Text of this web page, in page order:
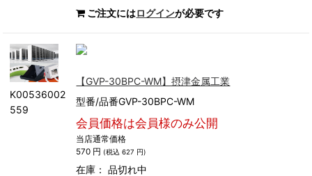
ご注文にはログインが必要です
K00536002
559
【GVP-30BPC-WM】摂津金属工業
型番/品番GVP-30BPC-WM
会員価格は会員様のみ公開
当店通常価格
570 円 (税込 627 円)
在庫：品切れ中